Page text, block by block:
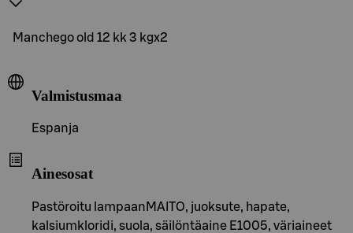
Manchego old 12 kk 3 kgx2
Valmistusmaa
Espanja
Ainesosat
Pastöroitu lampaanMAITO, juoksute, hapate,
kalsiumkloridi, suola, säilöntäaine E1005, väriaineet